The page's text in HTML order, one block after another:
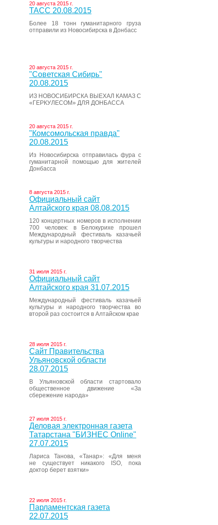
20 августа 2015 г.
ТАСС 20.08.2015
Более 18 тонн гуманитарного груза
отправили из Новосибирска в Донбасс
20 августа 2015 г.
"Советская Сибирь"
20.08.2015
ИЗ НОВОСИБИРСКА ВЫЕХАЛ КАМАЗ С
«ГЕРКУЛЕСОМ» ДЛЯ ДОНБАССА
20 августа 2015 г.
"Комсомольская правда"
20.08.2015
Из Новосибирска отправилась фура с
гуманитарной помощью для жителей
Донбасса
8 августа 2015 г.
Официальный сайт
Алтайского края 08.08.2015
120 концертных номеров в исполнении
700 человек: в Белокурихе прошел
Международный фестиваль казачьей
культуры и народного творчества
31 июля 2015 г.
Официальный сайт
Алтайского края 31.07.2015
Международный фестиваль казачьей
культуры и народного творчества во
второй раз состоится в Алтайском крае
28 июля 2015 г.
Сайт Правительства
Ульяновской области
28.07.2015
В Ульяновской области стартовало
общественное движение «За
сбережение народа»
27 июля 2015 г.
Деловая электронная газета
Татарстана "БИЗНЕС Online"
27.07.2015
Лариса Танова, «Танар»: «Для меня
не существует никакого ISO, пока
доктор берет взятки»
22 июля 2015 г.
Парламентская газета
22.07.2015